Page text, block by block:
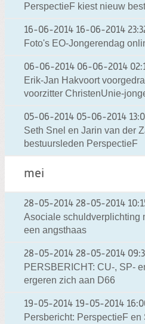
PerspectieF kiest nieuw
16-06-2014 16-06-2014
Foto's EO-Jongerendag
06-06-2014 06-06-2014
Erik-Jan Hakvoort
voorzitter ChristenUnie-
05-06-2014 05-06-2014
Seth Snel en Jarin van der
bestuursleden PerspectieF
mei
28-05-2014 28-05-2014
Asociale schuldverplichting
een angsthaas
28-05-2014 28-05-2014
PERSBERICHT: CU-, SP-
ergeren zich aan D66
19-05-2014 19-05-2014
Persbericht: PerspectieF